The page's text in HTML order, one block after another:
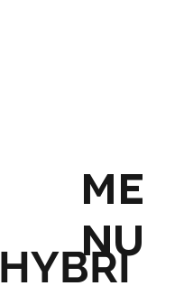
HYBRI
ME
NU